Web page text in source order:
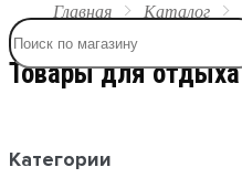
Главная
Каталог
Товары для отдыха
Категории